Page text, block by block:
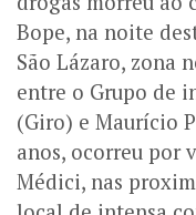
Bope, na noite
São Lázaro, zona
entre o Grupo de
(Giro) e Maurício
anos, ocorreu por
Médici, nas